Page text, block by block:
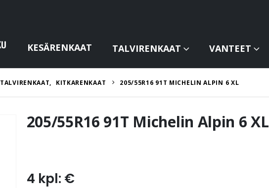
KESÄRENKAAT TALVIRENKAAT VANTEET
TALVIRENKAAT, KITKARENKAAT 205/55R16 91T MICHELIN ALPIN 6 XL
205/55R16 91T Michelin Alpin 6 XL
4 kpl: €